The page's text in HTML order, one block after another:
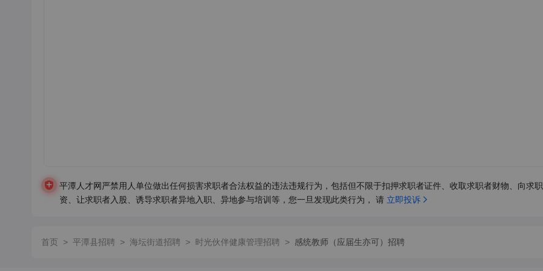
平潭人才网严禁用人单位做出任何损害求职者合法权益的违法违规行为，包括但不限于扣押求职者证件、收取求职者财物、向求
资、让求职者入股、诱导求职者异地入职、异地参与培训等，您一旦发现此类行为， 请 立即投诉
首页 > 平潭县招聘 > 海坛街道招聘 > 时光伙伴健康管理招聘 > 感统教师（应届生亦可）招聘